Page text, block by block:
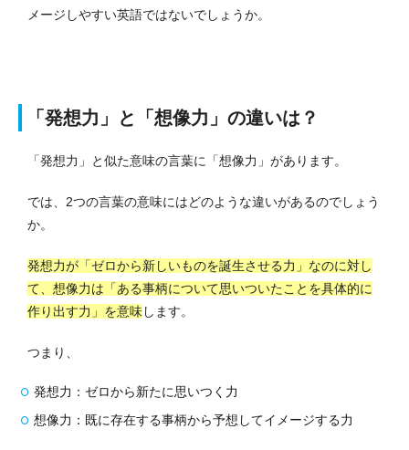
メージしやすい英語ではないでしょうか。
「発想力」と「想像力」の違いは？
「発想力」と似た意味の言葉に「想像力」があります。
では、2つの言葉の意味にはどのような違いがあるのでしょう
か。
発想力が「ゼロから新しいものを誕生させる力」なのに対し
て、想像力は「ある事柄について思いついたことを具体的に
作り出す力」を意味します。
つまり、
発想力：ゼロから新たに思いつく力
想像力：既に存在する事柄から予想してイメージする力